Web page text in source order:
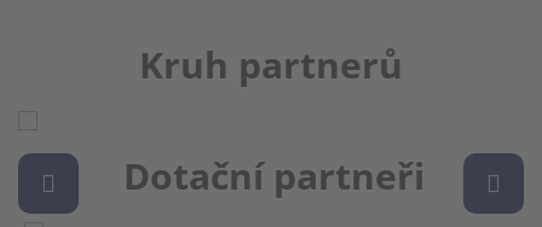
Kruh partnerů
Dotační partneři